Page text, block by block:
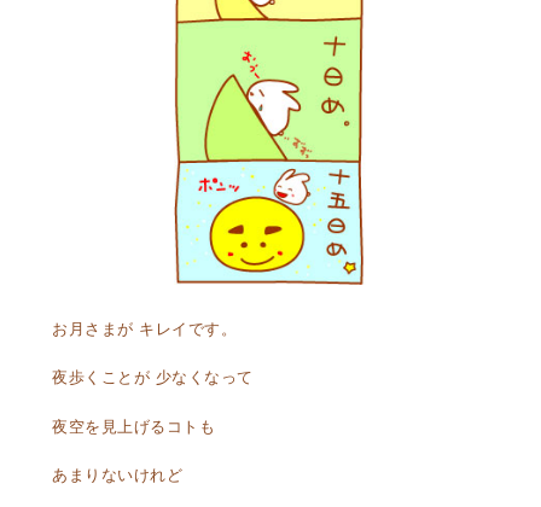
お月さまが キレイです。
夜歩くことが 少なくなって
夜空を見上げるコトも
あまりないけれど